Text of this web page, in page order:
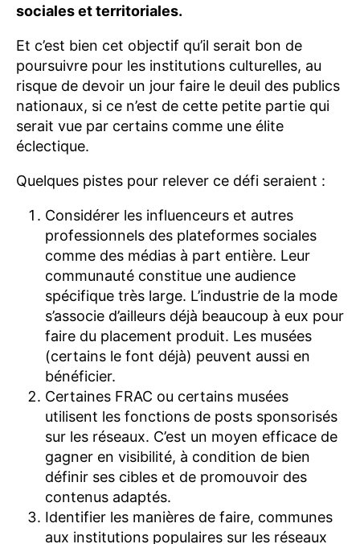
sociales et territoriales.
Et c’est bien cet objectif qu’il serait bon de
poursuivre pour les institutions culturelles, au
risque de devoir un jour faire le deuil des publics
nationaux, si ce n’est de cette petite partie qui
serait vue par certains comme une élite
éclectique.
Quelques pistes pour relever ce défi seraient :
Considérer les influenceurs et autres
professionnels des plateformes sociales
comme des médias à part entière. Leur
communauté constitue une audience
spécifique très large. L’industrie de la mode
s’associe d’ailleurs déjà beaucoup à eux pour
faire du placement produit. Les musées
(certains le font déjà) peuvent aussi en
bénéficier.
Certaines FRAC ou certains musées
utilisent les fonctions de posts sponsorisés
sur les réseaux. C’est un moyen efficace de
gagner en visibilité, à condition de bien
définir ses cibles et de promouvoir des
contenus adaptés.
Identifier les manières de faire, communes
aux institutions populaires sur les réseaux